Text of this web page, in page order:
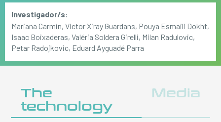
Investigador/s:
Mariana Carmin, Victor Xiray Guardans, Pouya Esmaili Dokht,
Isaac Boixaderas, Valéria Soldera Girelli, Milan Radulovic,
Petar Radojkovic, Eduard Ayguadé Parra
The
technology
Media